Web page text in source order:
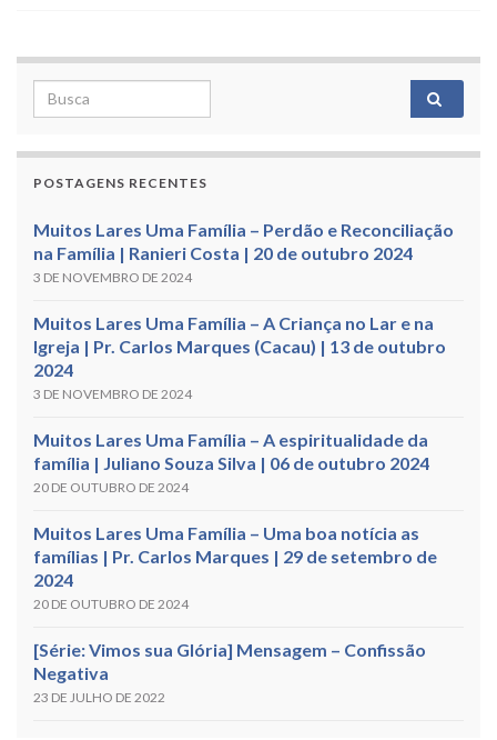
Search for:
POSTAGENS RECENTES
Muitos Lares Uma Família – Perdão e Reconciliação
na Família | Ranieri Costa | 20 de outubro 2024
3 DE NOVEMBRO DE 2024
Muitos Lares Uma Família – A Criança no Lar e na
Igreja | Pr. Carlos Marques (Cacau) | 13 de outubro
2024
3 DE NOVEMBRO DE 2024
Muitos Lares Uma Família – A espiritualidade da
família | Juliano Souza Silva | 06 de outubro 2024
20 DE OUTUBRO DE 2024
Muitos Lares Uma Família – Uma boa notícia as
famílias | Pr. Carlos Marques | 29 de setembro de
2024
20 DE OUTUBRO DE 2024
[Série: Vimos sua Glória] Mensagem – Confissão
Negativa
23 DE JULHO DE 2022